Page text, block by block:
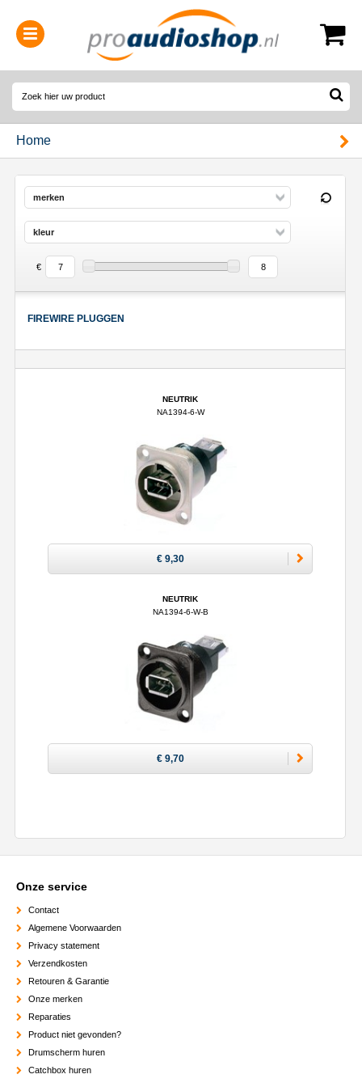
0314-364515
Home
merken
kleur
€
FIREWIRE PLUGGEN
NEUTRIK
NA1394-6-W
€ 9,30
NEUTRIK
NA1394-6-W-B
€ 9,70
Onze service
Contact
Algemene Voorwaarden
Privacy statement
Verzendkosten
Retouren & Garantie
Onze merken
Reparaties
Product niet gevonden?
Drumscherm huren
Catchbox huren